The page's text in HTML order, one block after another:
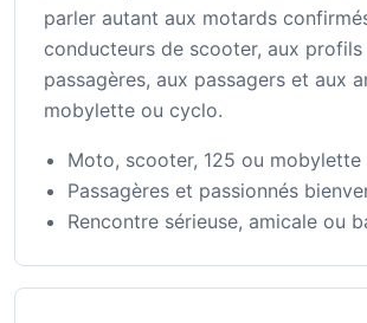
parler autant aux motards
conducteurs de scooter, aux profils
passagères, aux passagers et aux
mobylette ou cyclo.
Moto, scooter, 125 ou mobylette
Passagères et passionnés
Rencontre sérieuse, amicale ou